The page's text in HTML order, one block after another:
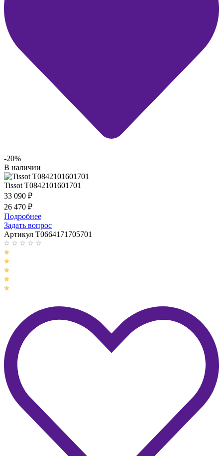
-20%
В наличии
Tissot T0842101601701
33 090 ₽
26 470 ₽
Подробнее
Задать вопрос
Артикул T0664171705701